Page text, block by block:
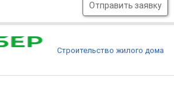
Отправить заявку
Строительство жилого дома